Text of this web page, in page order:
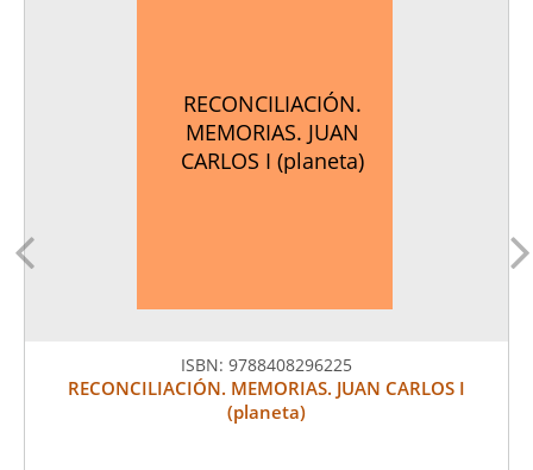
RECONCILIACIÓN.
MEMORIAS. JUAN
CARLOS I (planeta)
ISBN: 9788408296225
RECONCILIACIÓN. MEMORIAS. JUAN CARLOS I
(planeta)